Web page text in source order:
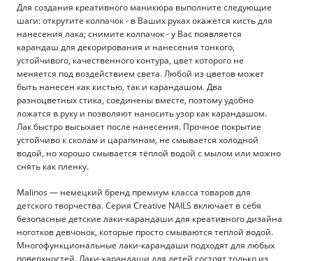
Для создания креативного маникюра выполните следующие
шаги: открутите колпачок - в Ваших руках окажется кисть для
нанесения лака; снимите колпачок - у Вас появляется
карандаш для декорирования и нанесения тонкого,
устойчивого, качественного контура, цвет которого не
меняется под воздействием света. Любой из цветов может
быть нанесен как кистью, так и карандашом. Два
разноцветных стика, соединены вместе, поэтому удобно
ложатся в руку и позволяют наносить узор как карандашом.
Лак быстро высыхает после нанесения. Прочное покрытие
устойчиво к сколам и царапинам, не смывается холодной
водой, но хорошо смывается тёплой водой с мылом или можно
снять как пленку.
Malinos — немецкий бренд премиум класса товаров для
детского творчества. Серия Creative NAILS включает в себя
безопасные детские лаки-карандаши для креативного дизайна
ноготков девчонок, которые просто смываются теплой водой.
Многофункциональные лаки-карандаши подходят для любых